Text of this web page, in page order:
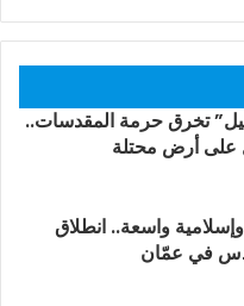
تخرق حرمة المقدسات..
على أرض محتلة
واسعة.. انطلاق
في عمّان